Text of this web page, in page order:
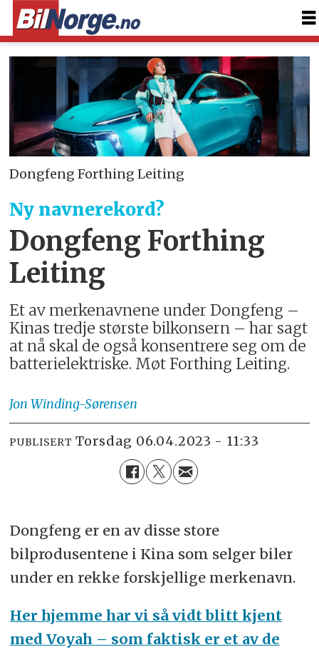
Dongfeng Forthing Leiting
Ny navnerekord?
Dongfeng Forthing
Leiting
Et av merkenavnene under Dongfeng –
Kinas tredje største bilkonsern – har sagt
at nå skal de også konsentrere seg om de
batterielektriske. Møt Forthing Leiting.
Jon Winding-Sørensen
PUBLISERT torsdag 06.04.2023 - 11:33
Dongfeng er en av disse store
bilprodusentene i Kina som selger biler
under en rekke forskjellige merkenavn.
Her hjemme har vi så vidt blitt kjent
med Voyah – som faktisk er et av de